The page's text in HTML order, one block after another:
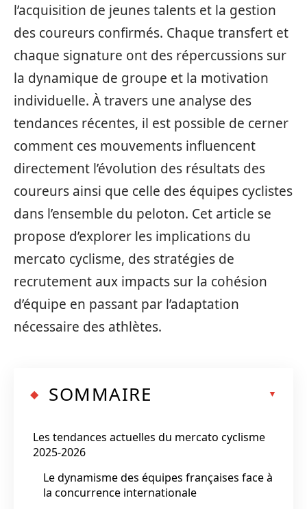
l’acquisition de jeunes talents et la gestion
des coureurs confirmés. Chaque transfert et
chaque signature ont des répercussions sur
la dynamique de groupe et la motivation
individuelle. À travers une analyse des
tendances récentes, il est possible de cerner
comment ces mouvements influencent
directement l’évolution des résultats des
coureurs ainsi que celle des équipes cyclistes
dans l’ensemble du peloton. Cet article se
propose d’explorer les implications du
mercato cyclisme, des stratégies de
recrutement aux impacts sur la cohésion
d’équipe en passant par l’adaptation
nécessaire des athlètes.
SOMMAIRE
Les tendances actuelles du mercato cyclisme
2025-2026
Le dynamisme des équipes françaises face à
la concurrence internationale